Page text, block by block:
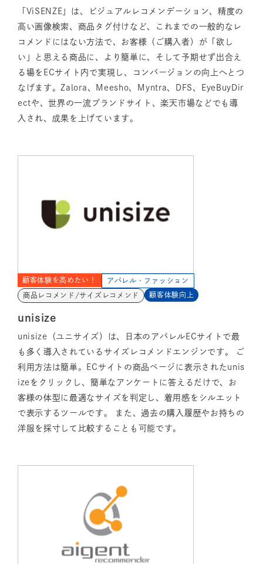
「ViSENZE」は、ビジュアルレコメンデーション、精度の
高い画像検索、商品タグ付けなど、これまでの一般的なレ
コメンドにはない方法で、お客様（ご購入者）が「欲し
い」と思える商品に、より簡単に、そして予期せず出合え
る場をECサイト内で実現し、コンバージョンの向上へとつ
なげます。Zalora、Meesho、Myntra、DFS、EyeBuyDir
ectや、世界の一流ブランドサイト、楽天市場などでも導
入され、成果を上げています。
顧客体験を高めたい！ アパレル・ファッション
商品レコメンド/サイズレコメンド 顧客体験向上
unisize
unisize（ユニサイズ）は、日本のアパレルECサイトで最
も多く導入されているサイズレコメンドエンジンです。 ご
利用方法は簡単。ECサイトの商品ページに表示されたunis
izeをクリックし、簡単なアンケートに答えるだけで、お
客様の体型に最適なサイズを判定し、着用感をシルエット
で表示するツールです。 また、過去の購入履歴やお持ちの
洋服を採寸して比較することも可能です。